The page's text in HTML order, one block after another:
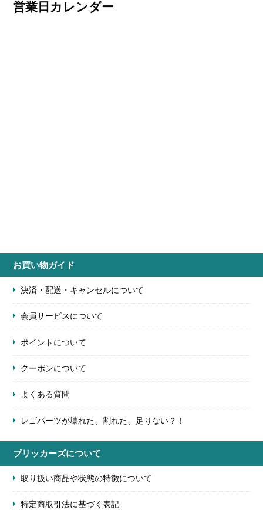
営業日カレンダー
お買い物ガイド
決済・配送・キャンセルについて
会員サービスについて
ポイントについて
クーポンについて
よくある質問
レゴパーツが壊れた、割れた、足りない？！
ブリッカーズについて
取り扱い商品や状態の特徴について
特定商取引法に基づく表記